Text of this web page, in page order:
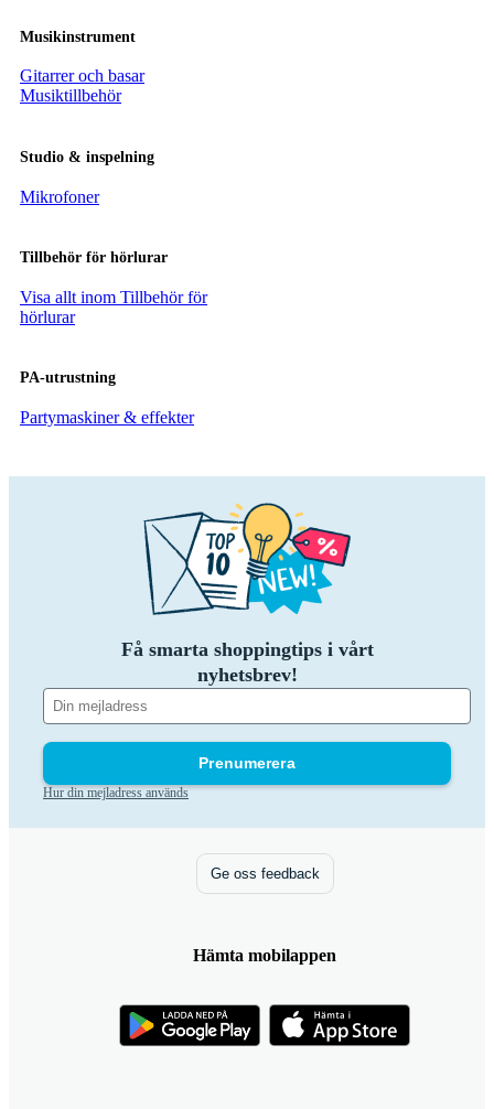
Musikinstrument
Gitarrer och basar
Musiktillbehör
Studio & inspelning
Mikrofoner
Tillbehör för hörlurar
Visa allt inom Tillbehör för
hörlurar
PA-utrustning
Partymaskiner & effekter
Få smarta shoppingtips i vårt
nyhetsbrev!
Prenumerera
Hur din mejladress används
Ge oss feedback
Hämta mobilappen